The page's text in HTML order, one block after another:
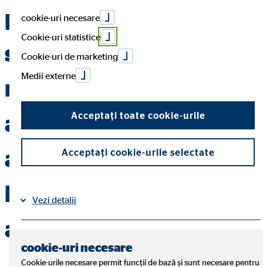
procedura de
soluţionare a petiţiilor
referitoare la
activitatea
asigurătorilor şi
brokerilor de
asigurare
cookie-uri necesare
Cookie-uri statistice
Cookie-uri de marketing
Medii externe
Acceptați toate cookie-urile
Acceptați cookie-urile selectate
Vezi detalii
cookie-uri necesare
Cookie-urile necesare permit funcții de bază și sunt necesare pentru